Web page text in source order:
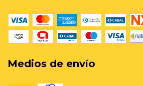
Medios de envío